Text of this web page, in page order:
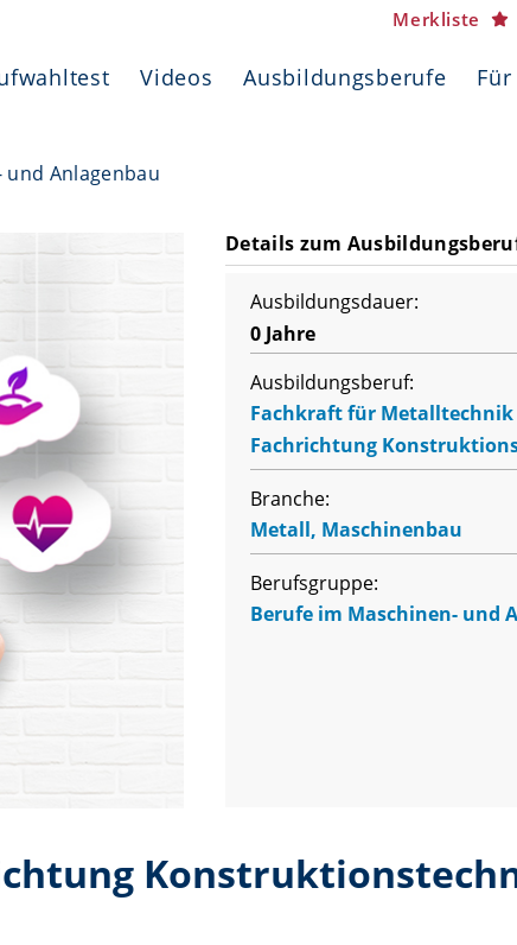
Merkliste
Videos Ausbildungsberufe
und Anlagenbau
Details zum
Ausbildungsdauer:
0 Jahre
Ausbildungsberuf:
Fachkraft für Metalltechnik
Fachrichtung
Branche:
Metall, Maschinenbau
Berufsgruppe:
Berufe im Maschinen- und